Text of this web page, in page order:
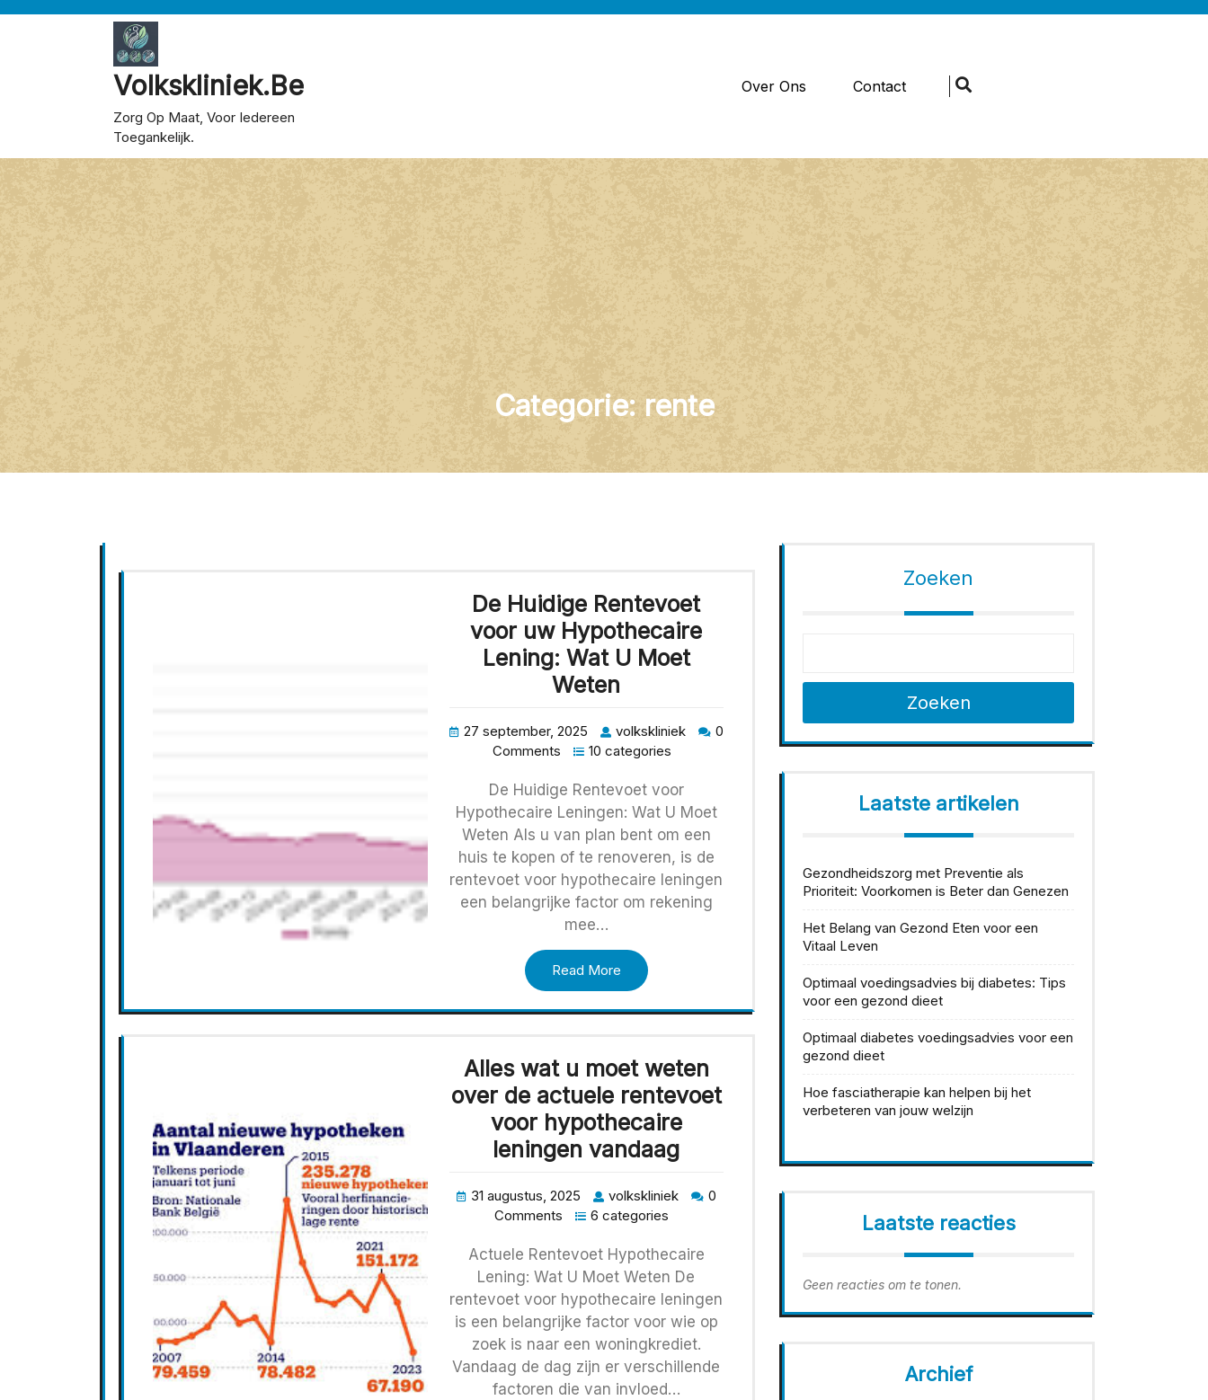
Volkskliniek.be
Zorg Op Maat, Voor Iedereen
Toegankelijk.
Over Ons Contact
Categorie: rente
De Huidige Rentevoet
voor uw Hypothecaire
Lening: Wat U Moet
Weten
27 september, 2025 volkskliniek
0
Comments
10 categories
De Huidige Rentevoet voor
Hypothecaire Leningen: Wat U Moet
Weten Als u van plan bent om een
huis te kopen of te renoveren, is de
rentevoet voor hypothecaire leningen
een belangrijke factor om rekening
mee…
Read More
Alles wat u moet weten
over de actuele rentevoet
voor hypothecaire
leningen vandaag
31 augustus, 2025 volkskliniek
0
Comments
6 categories
Actuele Rentevoet Hypothecaire
Lening: Wat U Moet Weten De
rentevoet voor hypothecaire leningen
is een belangrijke factor voor wie op
zoek is naar een woningkrediet.
Vandaag de dag zijn er verschillende
factoren die van invloed…
Zoeken
Zoeken
Laatste artikelen
Gezondheidszorg met Preventie als
Prioriteit: Voorkomen is Beter dan Genezen
Het Belang van Gezond Eten voor een
Vitaal Leven
Optimaal voedingsadvies bij diabetes: Tips
voor een gezond dieet
Optimaal diabetes voedingsadvies voor een
gezond dieet
Hoe fasciatherapie kan helpen bij het
verbeteren van jouw welzijn
Laatste reacties
Geen reacties om te tonen.
Archief